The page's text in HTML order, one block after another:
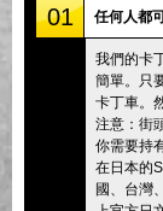
東京 品川
東京 秋葉
東京 澀谷
東京 淺
沖繩
01 任何人都
我們的卡
簡單。只
卡丁車。
注意：街
你需要持
在日本的
國、台灣